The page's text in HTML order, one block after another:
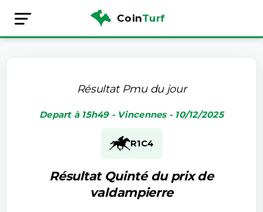
CoinTurf
Résultat Pmu du jour
Depart à 15h49 - Vincennes - 10/12/2025
R1C4
Résultat Quinté du prix de
valdampierre